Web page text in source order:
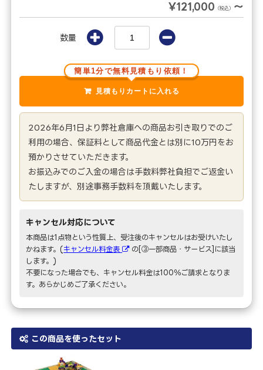
¥121,000 （税込） ～
数量
簡単1分で無料見積もり依頼！
2026年6月1日より弊社倉庫への商品お引き取りでのご
利用の場合、保証料として商品代金とは別に10万円をお
預かりさせていただきます。
お振込みでのご入金の場合は手数料弊社負担でご返金い
たしますが、別途事務手数料を頂戴いたします。
キャンセル対応について
本商品は1点物という性質上、受注後のキャンセルはお受けいたし
かねます。(キャンセル料金表
の[③一部商品・サービス]に該当
します。)
不要になった場合でも、キャンセル料金は100％ご請求となりま
す。あらかじめご了承ください。
この商品を使ったセット